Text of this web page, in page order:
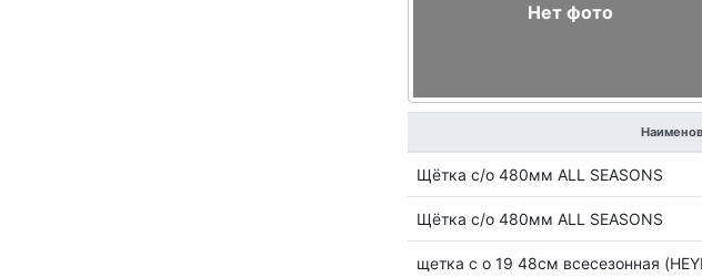
Нет фото
Щётка с/о 480мм ALL SEASONS
Щётка с/о 480мм ALL SEASONS
щетка с о 19 48см всесезонная